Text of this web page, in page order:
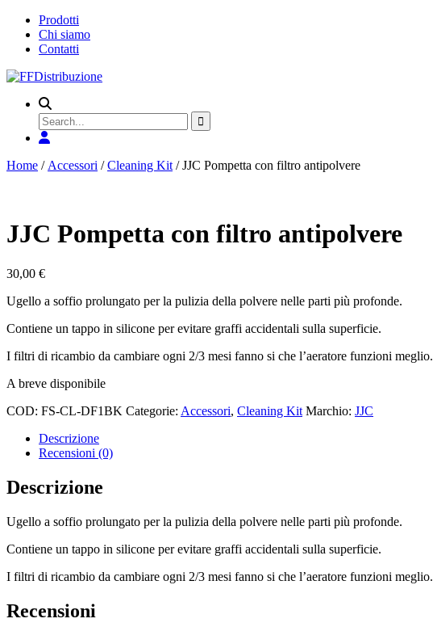
Prodotti
Chi siamo
Contatti
Search
for
Home / Accessori /Cleaning Kit / JJC Pompetta con filtro antipolvere
JJC Pompetta con filtro antipolvere
30,00 €
Ugello a soffio prolungato per la pulizia della polvere nelle parti più profonde.
Contiene un tappo in silicone per evitare graffi accidentali sulla superficie.
I filtri di ricambio da cambiare ogni 2/3 mesi fanno si che l’aeratore funzioni meglio.
A breve disponibile
COD: FS-CL-DF1BK Categorie: Accessori, Cleaning Kit Marchio: JJC
Descrizione
Recensioni (0)
Descrizione
Ugello a soffio prolungato per la pulizia della polvere nelle parti più profonde.
Contiene un tappo in silicone per evitare graffi accidentali sulla superficie.
I filtri di ricambio da cambiare ogni 2/3 mesi fanno si che l’aeratore funzioni meglio.
Recensioni